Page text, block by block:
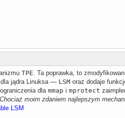
TPE . Ta poprawka, to
dla jądra Linuksa — LSM oraz dodaje
dla mmap i mprotect
Chociaż moim zdaniem najlepszym
LSM